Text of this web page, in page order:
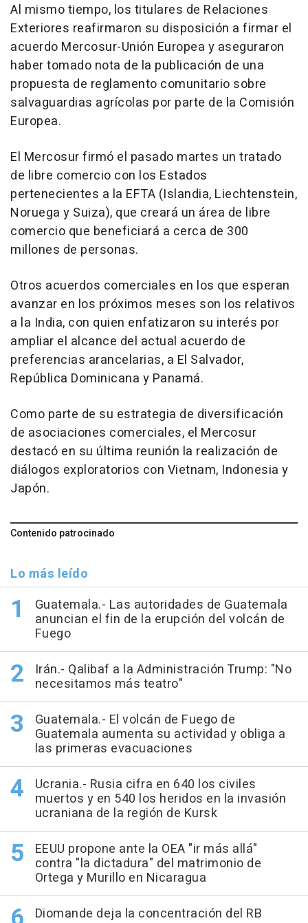
Al mismo tiempo, los titulares de Relaciones
Exteriores reafirmaron su disposición a firmar el
acuerdo Mercosur-Unión Europea y aseguraron
haber tomado nota de la publicación de una
propuesta de reglamento comunitario sobre
salvaguardias agrícolas por parte de la Comisión
Europea.
El Mercosur firmó el pasado martes un tratado
de libre comercio con los Estados
pertenecientes a la EFTA (Islandia, Liechtenstein,
Noruega y Suiza), que creará un área de libre
comercio que beneficiará a cerca de 300
millones de personas.
Otros acuerdos comerciales en los que esperan
avanzar en los próximos meses son los relativos
a la India, con quien enfatizaron su interés por
ampliar el alcance del actual acuerdo de
preferencias arancelarias, a El Salvador,
República Dominicana y Panamá.
Como parte de su estrategia de diversificación
de asociaciones comerciales, el Mercosur
destacó en su última reunión la realización de
diálogos exploratorios con Vietnam, Indonesia y
Japón.
Contenido patrocinado
Lo más leído
Guatemala.- Las autoridades de Guatemala
anuncian el fin de la erupción del volcán de
Fuego
Irán.- Qalibaf a la Administración Trump: "No
necesitamos más teatro"
Guatemala.- El volcán de Fuego de
Guatemala aumenta su actividad y obliga a
las primeras evacuaciones
Ucrania.- Rusia cifra en 640 los civiles
muertos y en 540 los heridos en la invasión
ucraniana de la región de Kursk
EEUU propone ante la OEA "ir más allá"
contra "la dictadura" del matrimonio de
Ortega y Murillo en Nicaragua
Diomande deja la concentración del RB